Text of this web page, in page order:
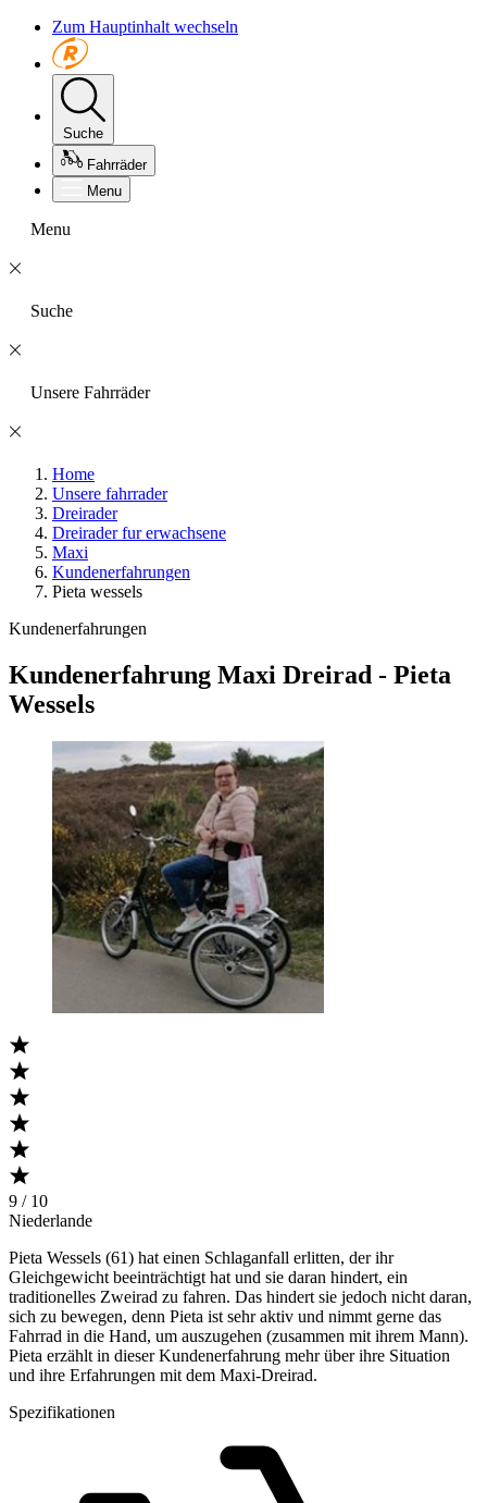
Zum Hauptinhalt wechseln
Suche
Fahrräder
Menu
Menu
Suche
Unsere Fahrräder
Home
Unsere fahrrader
Dreirader
Dreirader fur erwachsene
Maxi
Kundenerfahrungen
Pieta wessels
Kundenerfahrungen
Kundenerfahrung Maxi Dreirad - Pieta
Wessels
9 / 10
Niederlande
Pieta Wessels (61) hat einen Schlaganfall erlitten, der ihr
Gleichgewicht beeinträchtigt hat und sie daran hindert, ein
traditionelles Zweirad zu fahren. Das hindert sie jedoch nicht daran,
sich zu bewegen, denn Pieta ist sehr aktiv und nimmt gerne das
Fahrrad in die Hand, um auszugehen (zusammen mit ihrem Mann).
Pieta erzählt in dieser Kundenerfahrung mehr über ihre Situation
und ihre Erfahrungen mit dem Maxi-Dreirad.
Spezifikationen